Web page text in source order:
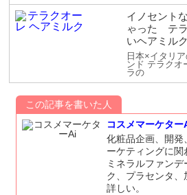
イノセント
ゃった テ
いヘアミルク
日本×イタリ
ンド テラクオ
ラの
この記事を書いた人
コスメマーケター
化粧品企画、開発
ーケティングに関
ミネラルファン
ク、プラセンタ、
詳しい。